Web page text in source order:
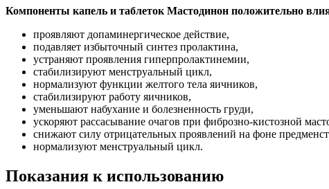
Компоненты капель и таблеток Мастодинон положительно
проявляют допаминергическое действие,
подавляет избыточный синтез пролактина,
устраняют проявления гиперпролактинемии,
стабилизируют менструальный цикл,
нормализуют функции желтого тела яичников,
стабилизируют работу яичников,
уменьшают набухание и болезненность груди,
ускоряют рассасывание очагов при фиброзно-кистозной
снижают силу отрицательных проявлений на фоне
нормализуют менструальный цикл.
Показания к использованию